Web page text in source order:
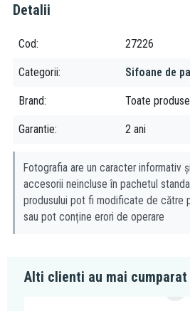
Detalii
Cod 27226
Categorii Sifoane de
Brand Toate
Garantie 2 ani
Fotografia are un caracter informativ
accesorii neincluse în pachetul
produsului pot fi modificate de către
sau pot conține erori de operare
Alti clienti au mai cumparat